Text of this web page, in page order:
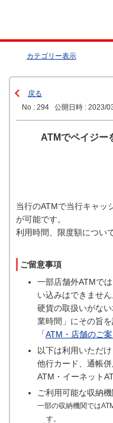
カテゴリー表示
戻る
No : 294
公開日時 : 2023/
ATMでペイジー
当行のATMで当行キャッ
が可能です。
利用時間、限度額につい
ご留意事項
一部店舗外ATMで
い込みはできません
硬貨の取扱いがな
業時間」にその旨を
「ATM・店舗のご
以下は利用いただけ
他行カード、通帳
ATM・イーネット
ご利用可能な収納
一部の収納機関では
す。